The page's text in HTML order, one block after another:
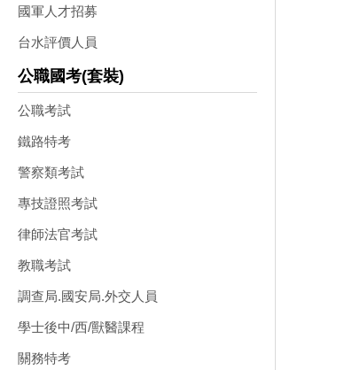
國軍人才招募
台水評價人員
公職國考(套裝)
公職考試
鐵路特考
警察類考試
專技證照考試
律師法官考試
教職考試
調查局.國安局.外交人員
學士後中/西/獸醫課程
關務特考